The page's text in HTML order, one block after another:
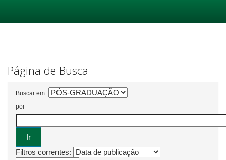
Página de Busca
Buscar em:
por
Filtros correntes: